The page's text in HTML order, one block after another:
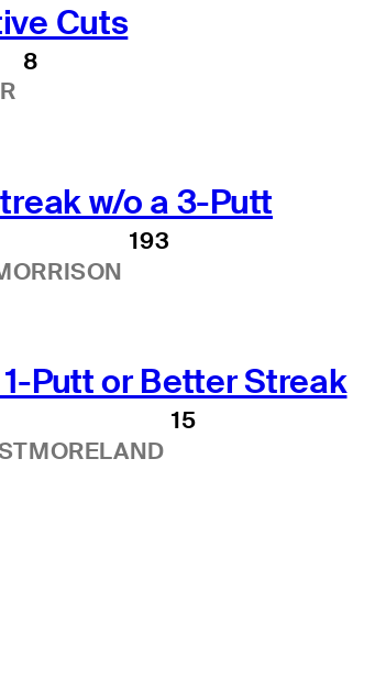
Cuts
8
w/o a 3-Putt
193
Putt or Better Streak
15